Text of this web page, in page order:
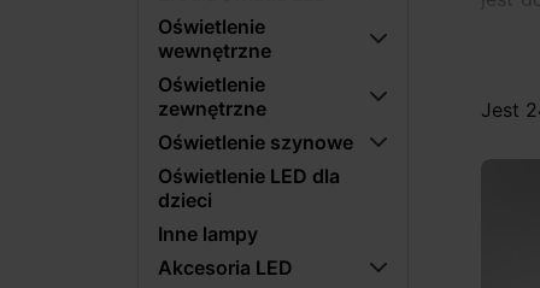
Oświetlenie
wewnętrzne
Oświetlenie
zewnętrzne
Oświetlenie szynowe
Oświetlenie LED dla
dzieci
Inne lampy
Akcesoria LED
Jest